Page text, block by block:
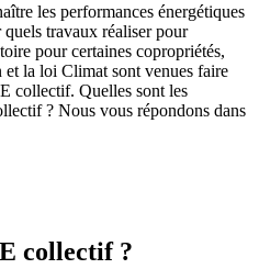
les performances énergétiques
travaux réaliser pour
pour certaines copropriétés,
la loi Climat sont venues faire
collectif. Quelles sont les
? Nous vous répondons dans
collectif ?